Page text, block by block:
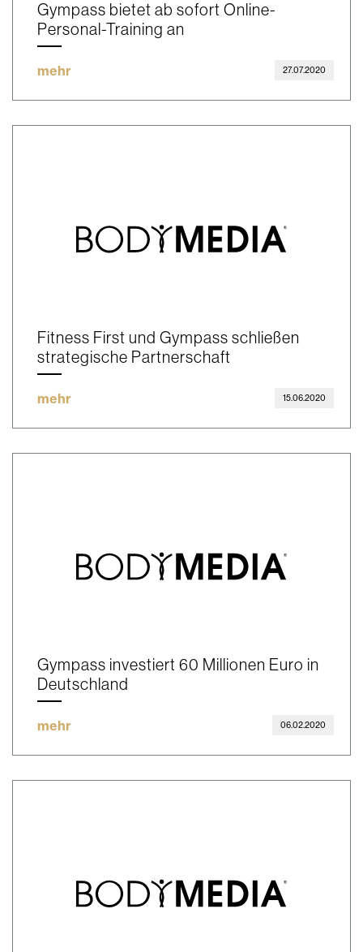
Gympass bietet ab sofort Online-
Personal-Training an
mehr 27.07.2020
Fitness First und Gympass schließen
strategische Partnerschaft
mehr 15.06.2020
Gympass investiert 60 Millionen Euro in
Deutschland
mehr 06.02.2020